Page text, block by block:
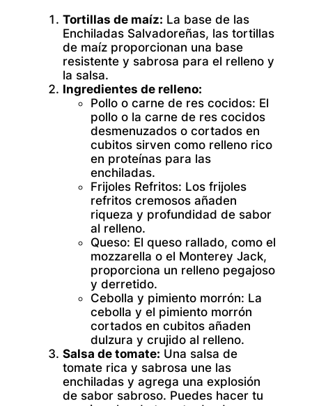
Tortillas de maíz: La base de las
Enchiladas Salvadoreñas, las tortillas
de maíz proporcionan una base
resistente y sabrosa para el relleno y
la salsa.
Ingredientes de relleno:
Pollo o carne de res cocidos: El
pollo o la carne de res cocidos
desmenuzados o cortados en
cubitos sirven como relleno rico
en proteínas para las
enchiladas.
Frijoles Refritos: Los frijoles
refritos cremosos añaden
riqueza y profundidad de sabor
al relleno.
Queso: El queso rallado, como el
mozzarella o el Monterey Jack,
proporciona un relleno pegajoso
y derretido.
Cebolla y pimiento morrón: La
cebolla y el pimiento morrón
cortados en cubitos añaden
dulzura y crujido al relleno.
Salsa de tomate: Una salsa de
tomate rica y sabrosa une las
enchiladas y agrega una explosión
de sabor sabroso. Puedes hacer tu